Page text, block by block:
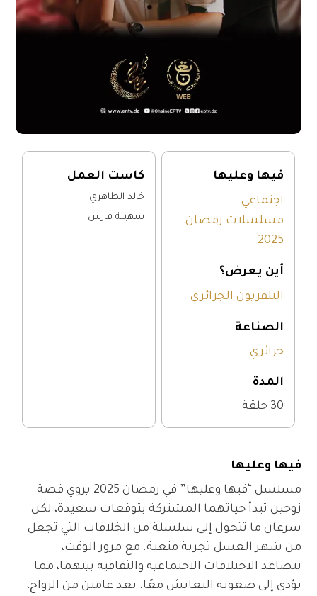
فيها وعليها
اجتماعي
مسلسلات رمضان
2025
أين يعرض؟
التلفزيون الجزائري
الصناعة
جزائري
المدة
30 حلقة
كاست العمل
خالد الطاهري
سهيلة فارس
فيها وعليها
مسلسل “فيها وعليها” في رمضان 2025 يروي قصة
زوجين تبدأ حياتهما المشتركة بتوقعات سعيدة، لكن
سرعان ما تتحول إلى سلسلة من الخلافات التي تجعل
من شهر العسل تجربة متعبة. مع مرور الوقت،
تتصاعد الاختلافات الاجتماعية والثقافية بينهما، مما
يؤدي إلى صعوبة التعايش معًا. بعد عامين من الزواج،